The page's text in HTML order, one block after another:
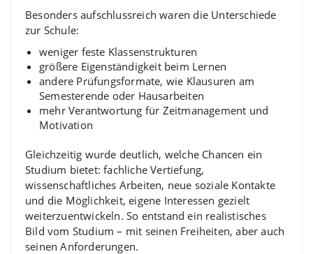
Besonders aufschlussreich waren die Unterschiede
zur Schule:
weniger feste Klassenstrukturen
größere Eigenständigkeit beim Lernen
andere Prüfungsformate, wie Klausuren am
Semesterende oder Hausarbeiten
mehr Verantwortung für Zeitmanagement und
Motivation
Gleichzeitig wurde deutlich, welche Chancen ein
Studium bietet: fachliche Vertiefung,
wissenschaftliches Arbeiten, neue soziale Kontakte
und die Möglichkeit, eigene Interessen gezielt
weiterzuentwickeln. So entstand ein realistisches
Bild vom Studium – mit seinen Freiheiten, aber auch
seinen Anforderungen.